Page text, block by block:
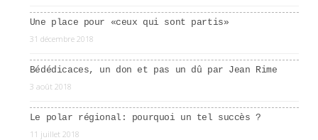
Une place pour «ceux qui sont partis»
31 décembre 2018
Bédédicaces, un don et pas un dû par Jean Rime
3 août 2018
Le polar régional: pourquoi un tel succès ?
11 juillet 2018